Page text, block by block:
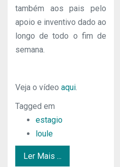
também aos pais pelo
apoio e inventivo dado ao
longo de todo o fim de
semana.
Veja o vídeo aqui.
Tagged em
estagio
loule
Ler Mais ...